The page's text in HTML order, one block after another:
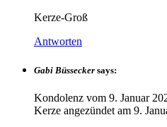
Kerze-Groß
Antworten
Gabi Büssecker says:
Kondolenz vom 9. Januar
Kerze angezündet am 9.